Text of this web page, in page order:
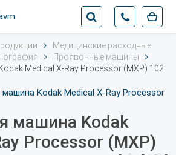
Медицинские расходные
Проявочные машины
Medical X-Ray Processor (MXP) 102
машина Kodak
Processor (MXP)